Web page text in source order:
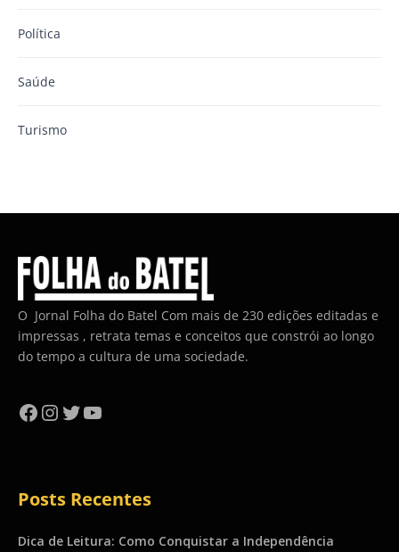
Política
Saúde
Turismo
O Jornal Folha do Batel Com mais de 230 edições editadas e
impressas , retrata temas e conceitos que constrói ao longo
do tempo a cultura de uma sociedade.
Facebook
Instagram
Twitter
YouTube
Posts Recentes
Dica de Leitura: Como Conquistar a Independência